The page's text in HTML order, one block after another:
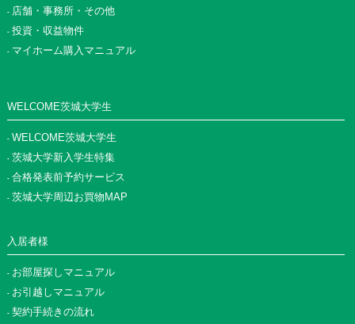
店舗・事務所・その他
投資・収益物件
マイホーム購入マニュアル
WELCOME茨城大学生
WELCOME茨城大学生
茨城大学新入学生特集
合格発表前予約サービス
茨城大学周辺お買物MAP
入居者様
お部屋探しマニュアル
お引越しマニュアル
契約手続きの流れ